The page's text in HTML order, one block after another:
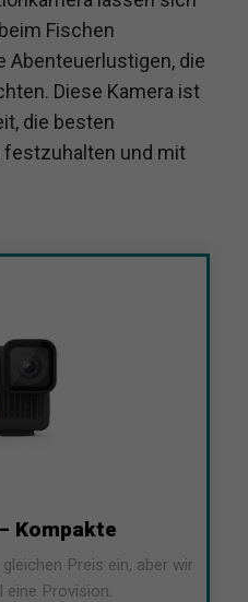
Fischen
Abenteuerlustigen, die
Diese Kamera ist
die besten
festzuhalten und mit
Kompakte
Preis ein, aber wir
eine Provision.